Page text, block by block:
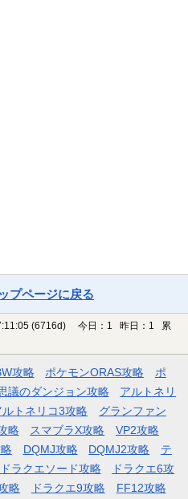
プページに戻る
(6716d)
今日：1 昨日：1 累
攻略 ポケモンORAS攻略
ポ
議のダンジョン攻略
アルトネリ
ルトネリコ3攻略
グランファン
略 スマブラX攻略
VP2攻略
DQMJ攻略 DQMJ2攻略
テ
ドラクエソード攻略
ドラクエ6攻
略 ドラクエ9攻略 FF12攻略